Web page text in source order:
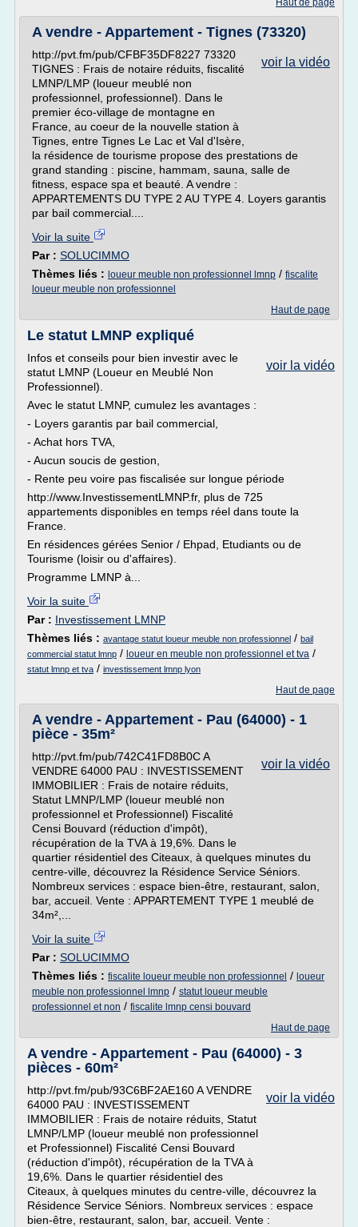
Haut de page
A vendre - Appartement - Tignes (73320)
voir la vidéo
http://pvt.fm/pub/CFBF35DF8227 73320
TIGNES : Frais de notaire réduits, fiscalité
LMNP/LMP (loueur meublé non
professionnel, professionnel). Dans le
premier éco-village de montagne en
France, au coeur de la nouvelle station à
Tignes, entre Tignes Le Lac et Val d'Isère,
la résidence de tourisme propose des prestations de
grand standing : piscine, hammam, sauna, salle de
fitness, espace spa et beauté. A vendre :
APPARTEMENTS DU TYPE 2 AU TYPE 4. Loyers garantis
par bail commercial....
Voir la suite
Par : SOLUCIMMO
Thèmes liés : loueur meuble non professionnel lmnp / fiscalite
loueur meuble non professionnel
Haut de page
Le statut LMNP expliqué
voir la vidéo
Infos et conseils pour bien investir avec le
statut LMNP (Loueur en Meublé Non
Professionnel).
Avec le statut LMNP, cumulez les avantages :
- Loyers garantis par bail commercial,
- Achat hors TVA,
- Aucun soucis de gestion,
- Rente peu voire pas fiscalisée sur longue période
http://www.InvestissementLMNP.fr, plus de 725
appartements disponibles en temps réel dans toute la
France.
En résidences gérées Senior / Ehpad, Etudiants ou de
Tourisme (loisir ou d'affaires).
Programme LMNP à...
Voir la suite
Par : Investissement LMNP
Thèmes liés : avantage statut loueur meuble non professionnel / bail
commercial statut lmnp / loueur en meuble non professionnel et tva /
statut lmnp et tva / investissement lmnp lyon
Haut de page
A vendre - Appartement - Pau (64000) - 1
pièce - 35m²
voir la vidéo
http://pvt.fm/pub/742C41FD8B0C A
VENDRE 64000 PAU : INVESTISSEMENT
IMMOBILIER : Frais de notaire réduits,
Statut LMNP/LMP (loueur meublé non
professionnel et Professionnel) Fiscalité
Censi Bouvard (réduction d'impôt),
récupération de la TVA à 19,6%. Dans le
quartier résidentiel des Citeaux, à quelques minutes du
centre-ville, découvrez la Résidence Service Séniors.
Nombreux services : espace bien-être, restaurant, salon,
bar, accueil. Vente : APPARTEMENT TYPE 1 meublé de
34m²,...
Voir la suite
Par : SOLUCIMMO
Thèmes liés : fiscalite loueur meuble non professionnel / loueur
meuble non professionnel lmnp / statut loueur meuble
professionnel et non / fiscalite lmnp censi bouvard
Haut de page
A vendre - Appartement - Pau (64000) - 3
pièces - 60m²
voir la vidéo
http://pvt.fm/pub/93C6BF2AE160 A VENDRE
64000 PAU : INVESTISSEMENT
IMMOBILIER : Frais de notaire réduits, Statut
LMNP/LMP (loueur meublé non professionnel
et Professionnel) Fiscalité Censi Bouvard
(réduction d'impôt), récupération de la TVA à
19,6%. Dans le quartier résidentiel des
Citeaux, à quelques minutes du centre-ville, découvrez la
Résidence Service Séniors. Nombreux services : espace
bien-être, restaurant, salon, bar, accueil. Vente :